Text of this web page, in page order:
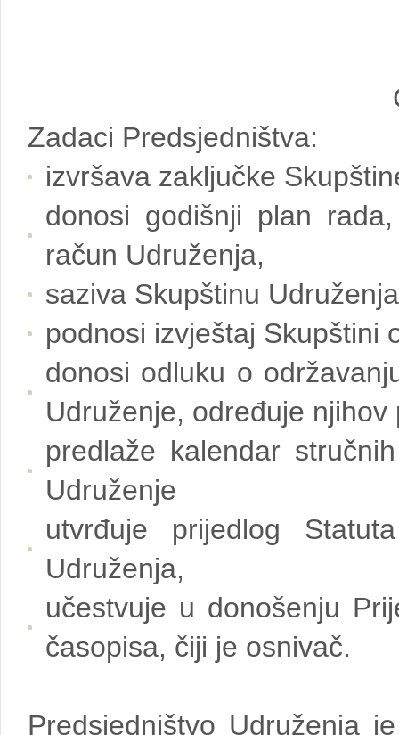
Zadaci Predsjedništva:
izvršava zaključke
donosi godišnji plan
račun Udruženja,
saziva Skupštinu
podnosi izvještaj Skupštini
donosi odluku o
Udruženje, određuje
predlaže kalendar
Udruženje
utvrđuje prijedlog
Udruženja,
učestvuje u donošenju
časopisa, čiji je osnivač.
Predsjedništvo Udruženja